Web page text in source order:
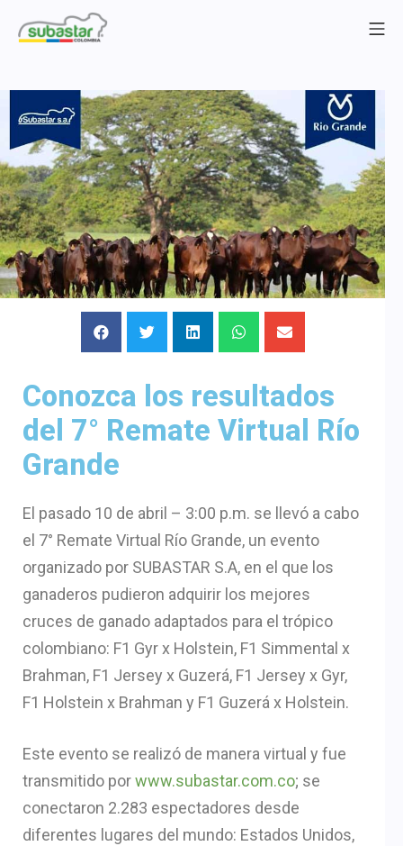
Conozca los resultados
del 7° Remate Virtual Río
Grande
El pasado 10 de abril – 3:00 p.m. se llevó a cabo
el 7° Remate Virtual Río Grande, un evento
organizado por SUBASTAR S.A, en el que los
ganaderos pudieron adquirir los mejores
cruces de ganado adaptados para el trópico
colombiano: F1 Gyr x Holstein, F1 Simmental x
Brahman, F1 Jersey x Guzerá, F1 Jersey x Gyr,
F1 Holstein x Brahman y F1 Guzerá x Holstein.
Este evento se realizó de manera virtual y fue
transmitido porwww.subastar.com.co; se
conectaron 2.283 espectadores desde
diferentes lugares del mundo: Estados Unidos,